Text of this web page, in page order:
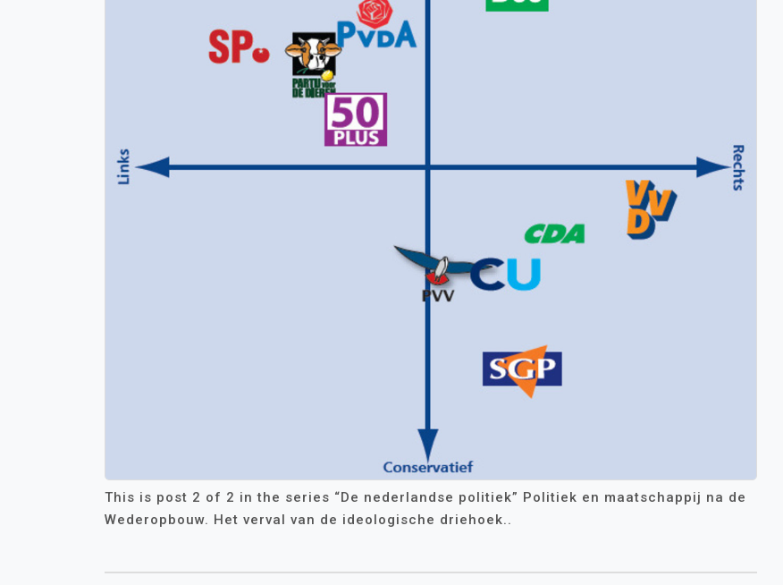
This is post 2 of 2 in the series “De nederlandse politiek” Politiek en maatschappij na de
Wederopbouw. Het verval van de ideologische driehoek..